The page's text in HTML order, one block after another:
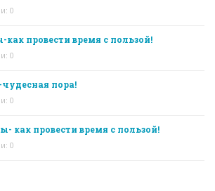
0
провести время с пользой!
0
пора!
0
как провести время с пользой!
0